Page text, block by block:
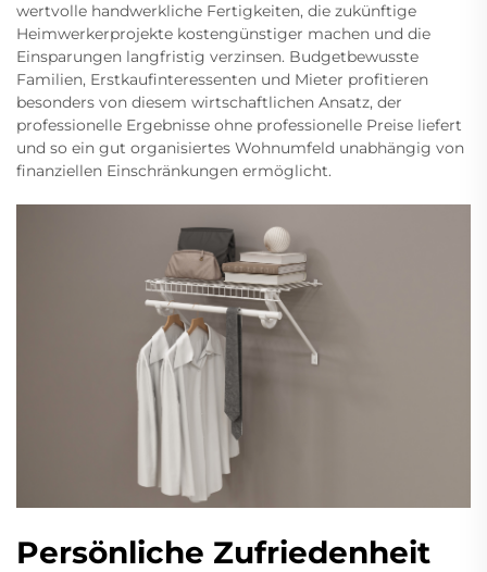
wertvolle handwerkliche Fertigkeiten, die zukünftige
Heimwerkerprojekte kostengünstiger machen und die
Einsparungen langfristig verzinsen. Budgetbewusste
Familien, Erstkaufinteressenten und Mieter profitieren
besonders von diesem wirtschaftlichen Ansatz, der
professionelle Ergebnisse ohne professionelle Preise liefert
und so ein gut organisiertes Wohnumfeld unabhängig von
finanziellen Einschränkungen ermöglicht.
Persönliche Zufriedenheit